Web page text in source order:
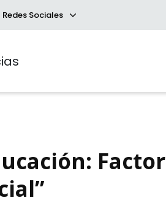
Redes Sociales
Factor